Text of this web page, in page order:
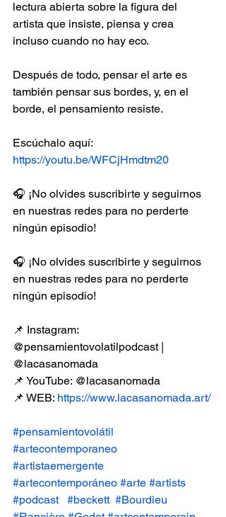
lectura abierta sobre la figura del
artista que insiste, piensa y crea
incluso cuando no hay eco.
Después de todo, pensar el arte es
también pensar sus bordes, y, en el
borde, el pensamiento resiste.
Escúchalo aquí:
https://youtu.be/WFCjHmdtm20
🎧 ¡No olvides suscribirte y seguirnos
en nuestras redes para no perderte
ningún episodio!
🎧 ¡No olvides suscribirte y seguirnos
en nuestras redes para no perderte
ningún episodio!
📌 Instagram:
@pensamientovolatilpodcast |
@lacasanomada
📌 YouTube: @lacasanomada
📌 WEB: https://www.lacasanomada.art/
#pensamientovolátil
#artecontemporaneo
#artistaemergente
#artecontemporáneo #arte #artists
#podcast
#beckett #Bourdieu